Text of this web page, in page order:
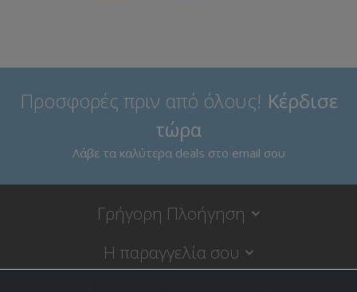
Προσφορές πριν από όλους! Κέρδισε
τώρα
Λάβε τα καλύτερα deals στο email σου
Γρήγορη Πλοήγηση
Η παραγγελία σου